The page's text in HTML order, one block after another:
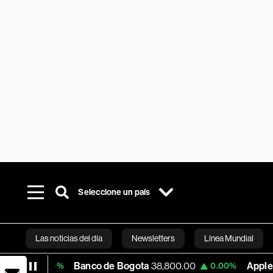
Seleccione un país
Las noticias del día Newsletters Línea Mundial
Bloomberg
Banco de Bogota 38,800.00 0.00% Apple 308.65 -0.19%